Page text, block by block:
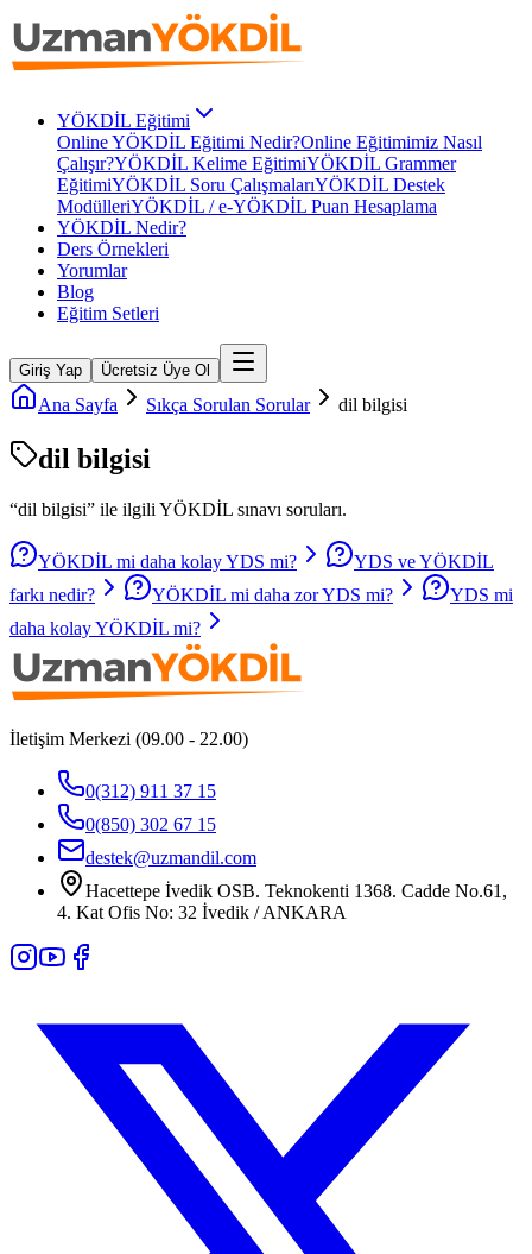
YÖKDİL Eğitimi
Online YÖKDİL Eğitimi Nedir?Online Eğitimimiz Nasıl
Çalışır?YÖKDİL Kelime EğitimiYÖKDİL Grammer
EğitimiYÖKDİL Soru ÇalışmalarıYÖKDİL Destek
ModülleriYÖKDİL / e-YÖKDİL Puan Hesaplama
YÖKDİL Nedir?
Ders Örnekleri
Yorumlar
Blog
Eğitim Setleri
Giriş Yap Ücretsiz Üye Ol
Ana Sayfa Sıkça Sorulan Sorular dil bilgisi
dil bilgisi
“dil bilgisi” ile ilgili YÖKDİL sınavı soruları.
YÖKDİL mi daha kolay YDS mi?
YDS ve YÖKDİL
farkı nedir?
YÖKDİL mi daha zor YDS mi?
YDS mi
daha kolay YÖKDİL mi?
İletişim Merkezi (09.00 - 22.00)
0(312) 911 37 15
0(850) 302 67 15
destek@uzmandil.com
Hacettepe İvedik OSB. Teknokenti 1368. Cadde No.61,
4. Kat Ofis No: 32 İvedik / ANKARA